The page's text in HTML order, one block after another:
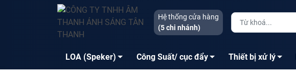
Hệ thống cửa hàng
(5 chi nhánh)
LOA (Speker) Công Suất/ cục đẩy Thiết bị xử lý